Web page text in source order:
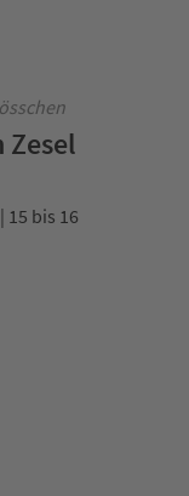
Zesel
15 bis 16